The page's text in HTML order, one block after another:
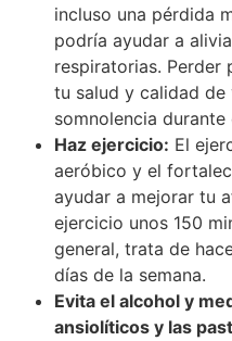
incluso una pérdida
podría ayudar a
respiratorias. Perder
tu salud y calidad
somnolencia durante
Haz ejercicio: El
aeróbico y el
ayudar a mejorar tu
ejercicio unos 150
general, trata de
días de la semana.
Evita el alcohol y
ansiolíticos y las